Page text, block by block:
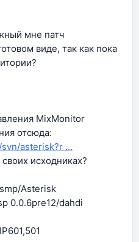
мне патч
виде, так как пока
MixMonitor
отсюда:
asterisk?r ...
исходниках?
Asterisk
0.0.6pre12/dahdi